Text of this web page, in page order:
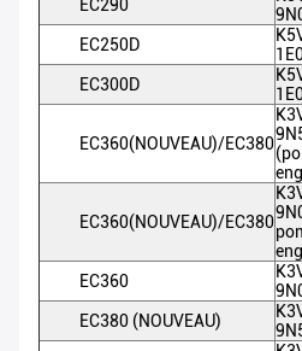
EC290
EC250D
EC300D
EC360(NOUVEAU)/EC380
EC360(NOUVEAU)/EC380
EC360
EC380 (NOUVEAU)